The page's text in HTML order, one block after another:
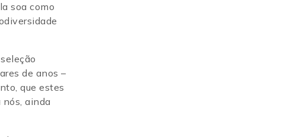
soa como
de anos –
que estes
ainda